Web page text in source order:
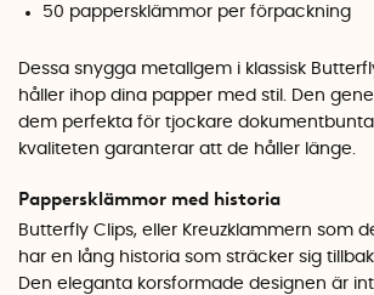
50 pappersklämmor per förpackning
Dessa snygga metallgem i klassisk
håller ihop dina papper med stil. Den
dem perfekta för tjockare
kvaliteten garanterar att de håller länge.
Pappersklämmor med historia
Butterfly Clips, eller Kreuzklammern som
har en lång historia som sträcker sig
Den eleganta korsformade designen är